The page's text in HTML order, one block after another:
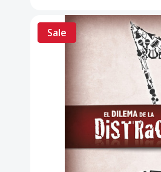
Sale